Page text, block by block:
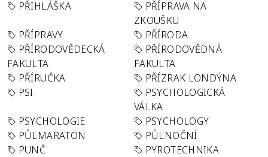
PŘIHLÁŠKA
PŘÍPRAVA NA
ZKOUŠKU
PŘÍPRAVY
PŘÍRODA
PŘÍRODOVĚDECKÁ
FAKULTA
PŘÍRODOVĚDNÁ
FAKULTA
PŘÍRUČKA
PŘÍZRAK LONDÝNA
PSI
PSYCHOLOGICKÁ
VÁLKA
PSYCHOLOGIE
PSYCHOLOGY
PŮLMARATON
PŮLNOČNÍ
PUNČ
PYROTECHNIKA